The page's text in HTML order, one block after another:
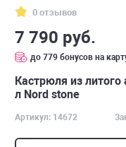
0 отзывов
7 790 руб.
до 779 бонусов на
Кастрюля из
л Nord stone
Артикул: 14672